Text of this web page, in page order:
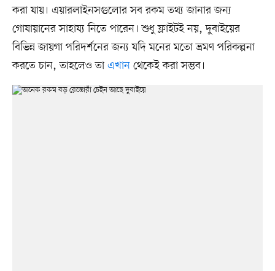
করা যায়। এয়ারলাইনসগুলোর সব রকম তথ্য জানার জন্য
গোযায়ানের সাহায্য নিতে পারেন। শুধু ফ্লাইটই নয়, দুবাইয়ের
বিভিন্ন জায়গা পরিদর্শনের জন্য যদি মনের মতো ভ্রমণ পরিকল্পনা
করতে চান, তাহলেও তা এখানথেকেই করা সম্ভব।